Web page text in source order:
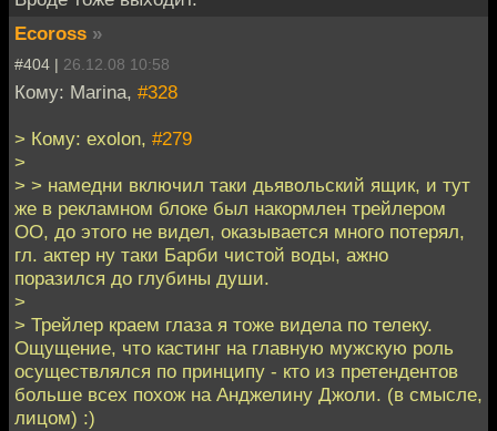
Ecoross »
#404 | 26.12.08 10:58
Кому: Marina, #328
> Кому: exolon, #279
>
> > намедни включил таки дьявольский ящик, и тут
же в рекламном блоке был накормлен трейлером
ОО, до этого не видел, оказывается много потерял,
гл. актер ну таки Барби чистой воды, ажно
поразился до глубины души.
>
> Трейлер краем глаза я тоже видела по телеку.
Ощущение, что кастинг на главную мужскую роль
осуществлялся по принципу - кто из претендентов
больше всех похож на Анджелину Джоли. (в смысле,
лицом) :)